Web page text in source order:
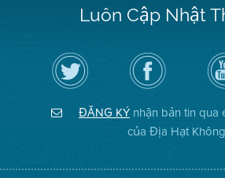
Luôn Cập Nhật
Hãy
theo
dõi
Địa
Không
Truy
cập
Trang
Facebook
Địa
Hạt
ĐĂNG KÝnhận bản tin qua
của Địa Hạt